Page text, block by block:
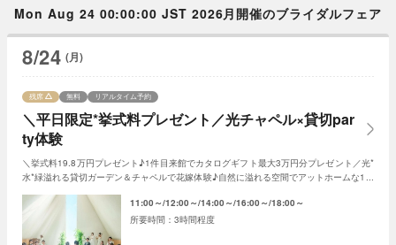
Mon Aug 24 00:00:00 JST 2026月開催のブライダルフェア
8/24 (月)
＼平日限定*挙式料プレゼント／光チャペル×貸切par
ty体験
残席 無料 リアルタイム予約
＼挙式料19.8万円プレゼント♪1件目来館でカタログギフト最大3万円分プレゼント／光*
水*緑溢れる貸切ガーデン＆チャペルで花嫁体験♪自然に溢れる空間でアットホームな1日
11:00～ 12:00～ 14:00～ 16:00～ 18:00～
3時間程度